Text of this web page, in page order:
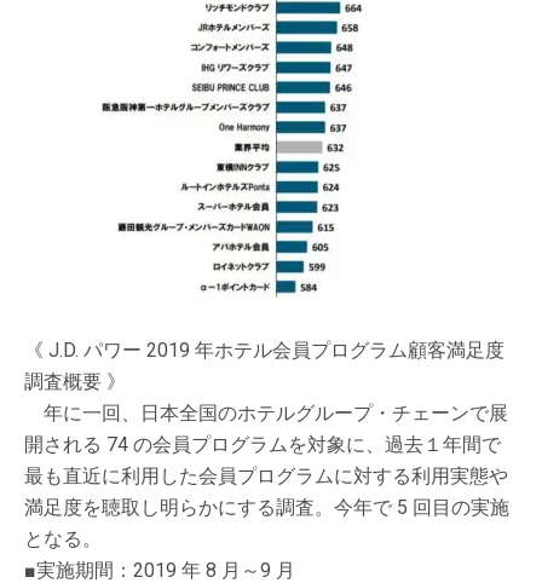
《 J.D. パワー 2019 年ホテル会員プログラム顧客満足度
調査概要 》
年に一回、日本全国のホテルグループ・チェーンで展
開される 74 の会員プログラムを対象に、過去１年間で
最も直近に利用した会員プログラムに対する利用実態や
満足度を聴取し明らかにする調査。今年で 5 回目の実施
となる。
■実施期間：2019 年 8 月～9 月